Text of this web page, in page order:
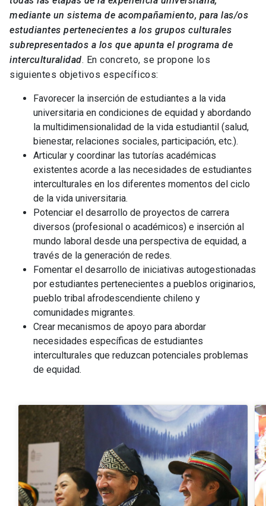
mediante un sistema de acompañamiento, para las/os
estudiantes pertenecientes a los grupos culturales
subrepresentados a los que apunta el programa de
interculturalidad. En concreto, se propone los
siguientes objetivos específicos:
Favorecer la inserción de estudiantes a la vida
universitaria en condiciones de equidad y abordando
la multidimensionalidad de la vida estudiantil (salud,
bienestar, relaciones sociales, participación, etc.).
Articular y coordinar las tutorías académicas
existentes acorde a las necesidades de estudiantes
interculturales en los diferentes momentos del ciclo
de la vida universitaria.
Potenciar el desarrollo de proyectos de carrera
diversos (profesional o académicos) e inserción al
mundo laboral desde una perspectiva de equidad, a
través de la generación de redes.
Fomentar el desarrollo de iniciativas autogestionadas
por estudiantes pertenecientes a pueblos originarios,
pueblo tribal afrodescendiente chileno y
comunidades migrantes.
Crear mecanismos de apoyo para abordar
necesidades específicas de estudiantes
interculturales que reduzcan potenciales problemas
de equidad.